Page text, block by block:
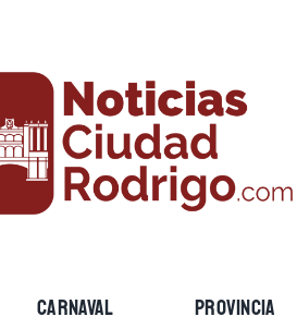
CARNAVAL PROVINCIA